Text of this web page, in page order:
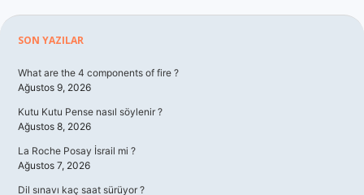
Sidebar
SON YAZILAR
What are the 4 components of fire ?
Ağustos 9, 2026
Kutu Kutu Pense nasıl söylenir ?
Ağustos 8, 2026
La Roche Posay İsrail mi ?
Ağustos 7, 2026
Dil sınavı kaç saat sürüyor ?